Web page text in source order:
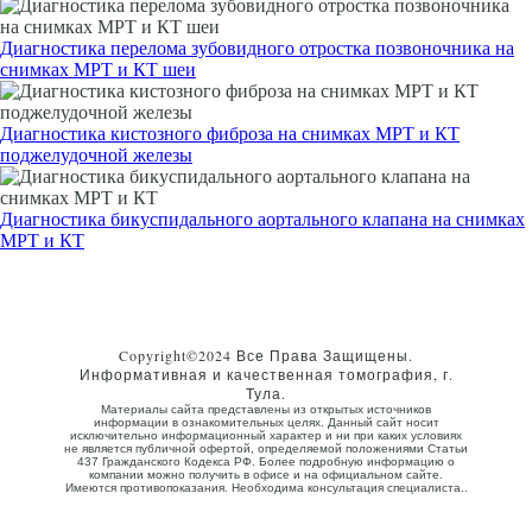
Диагностика перелома зубовидного отростка позвоночника на
снимках МРТ и КТ шеи
Диагностика кистозного фиброза на снимках МРТ и КТ
поджелудочной железы
Диагностика бикуспидального аортального клапана на снимках
МРТ и КТ
Copyright©2024 Все Права Защищены.
Информативная и качественная томография, г.
Тула.
Материалы сайта представлены из открытых источников
информации в ознакомительных целях. Данный сайт носит
исключительно информационный характер и ни при каких условиях
не является публичной офертой, определяемой положениями Статьи
437 Гражданского Кодекса РФ. Более подробную информацию о
компании можно получить в офисе и на официальном сайте.
Имеются противопоказания. Необходима консультация специалиста..